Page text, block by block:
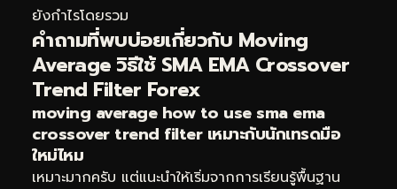
ยังกำไรโดยรวม
คำถามที่พบบ่อยเกี่ยวกับ Moving
Average วิธีใช้ SMA EMA Crossover
Trend Filter Forex
moving average how to use sma ema
crossover trend filter เหมาะกับนักเทรดมือ
ใหม่ไหม
เหมาะมากครับ แต่แนะนำให้เริ่มจากการเรียนรู้พื้นฐาน